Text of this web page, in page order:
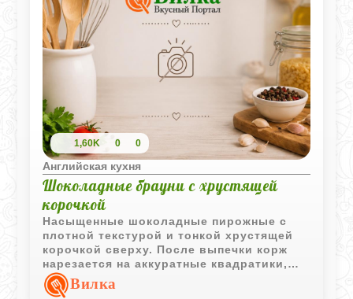
1,60K 0 0
Английская кухня
Шоколадные брауни с хрустящей
корочкой
Насыщенные шоколадные пирожные с
плотной текстурой и тонкой хрустящей
корочкой сверху. После выпечки корж
нарезается на аккуратные квадратики,
которые отлично подходят к чаю или
кофе.Вилка